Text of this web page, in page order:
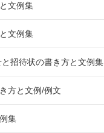
文例集
文例集
招待状の書き方と文例集
方と文例/例文
集